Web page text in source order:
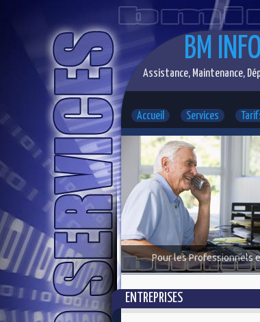
BM
Assistance, Maintenance,
Accueil Services
Pour les Professionnels
ENTREPRISES